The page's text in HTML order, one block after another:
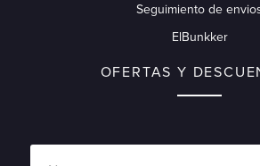
Seguimiento de
ElBunkker
OFERTAS Y